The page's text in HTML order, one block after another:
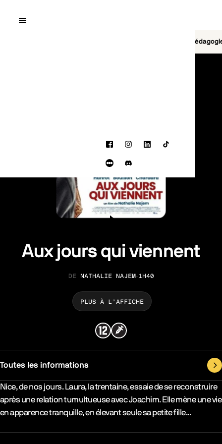
Quai10
FacebookInstagram
LinkedInTikTok
Letterboxd
Discord
Aux jours qui viennent
RÉALISATION
NATHALIE NAJEM DURÉE
1H40
PLUS À L’AFFICHE
Toutes les informations
Synopsys & Casting
Nice, de nos jours. Laura, la trentaine, essaie de se reconstruire
après une relation tumultueuse avec Joachim. Elle mène une vie
en apparence tranquille, en élevant seule sa petite fille...